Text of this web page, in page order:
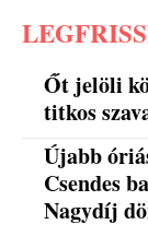
Őt jelöli
titkos
Újabb
Csendes
Nagydíj